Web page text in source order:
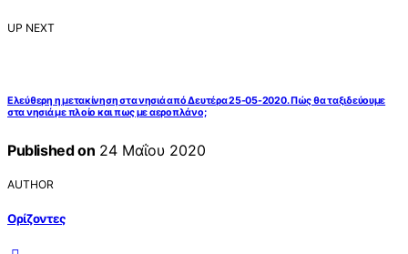
UP NEXT
Ελεύθερη η μετακίνηση στα νησιά από Δευτέρα 25-05-2020. Πώς θα ταξιδεύουμε
στα νησιά με πλοίο και πως με αεροπλάνο;
Published on 24 Μαΐου 2020
AUTHOR
Ορίζοντες